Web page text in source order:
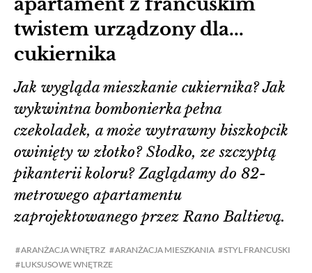
twistem urządzony dla...
cukiernika
ARANŻACJA WNĘTRZ ARANŻACJA MIESZKANIA
STYL FRANCUSKI
LUKSUSOWE WNĘTRZE
Jak wygląda mieszkanie cukiernika? Jak
wykwintna bombonierka pełna
czekoladek, a może wytrawny biszkopcik
owinięty w złotko? Słodko, ze szczyptą
pikanterii koloru? Zaglądamy do 82-
metrowego apartamentu
zaprojektowanego przez Rano Baltievą.